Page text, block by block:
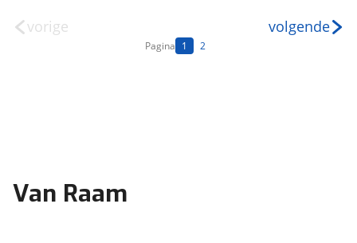
vorige
Pagina 1 2
volgende
Van Raam